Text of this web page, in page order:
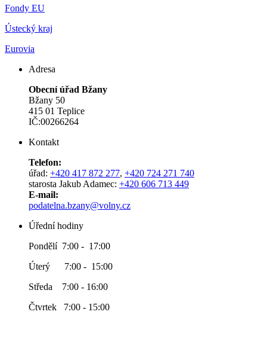
Fondy EU
Ústecký kraj
Eurovia
Adresa
Obecní úřad Bžany
Bžany 50
415 01 Teplice
IČ:00266264
Kontakt
Telefon:
úřad: +420 417 872 277, +420 724 271 740
starosta Jakub Adamec: +420 606 713 449
E-mail:
podatelna.bzany@volny.cz
Úřední hodiny
Pondělí 7:00 - 17:00
Úterý 7:00 - 15:00
Středa 7:00 - 16:00
Čtvrtek 7:00 - 15:00